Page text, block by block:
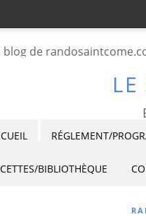
RÉGLEMENT/
BIBLIOTHÈQUE